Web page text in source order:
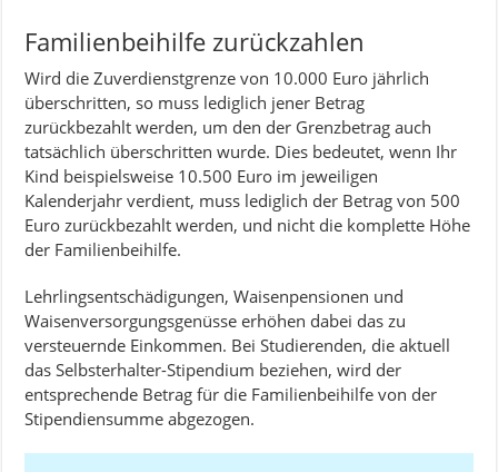
Familienbeihilfe zurückzahlen
Wird die Zuverdienstgrenze von 10.000 Euro jährlich
überschritten, so muss lediglich jener Betrag
zurückbezahlt werden, um den der Grenzbetrag auch
tatsächlich überschritten wurde. Dies bedeutet, wenn Ihr
Kind beispielsweise 10.500 Euro im jeweiligen
Kalenderjahr verdient, muss lediglich der Betrag von 500
Euro zurückbezahlt werden, und nicht die komplette Höhe
der Familienbeihilfe.
Lehrlingsentschädigungen, Waisenpensionen und
Waisenversorgungsgenüsse erhöhen dabei das zu
versteuernde Einkommen. Bei Studierenden, die aktuell
das Selbsterhalter-Stipendium beziehen, wird der
entsprechende Betrag für die Familienbeihilfe von der
Stipendiensumme abgezogen.